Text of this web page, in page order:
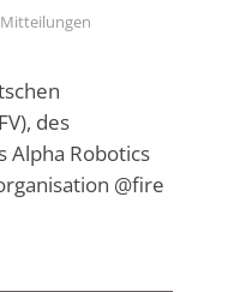
Mitteilungen
des
Alpha Robotics
@fire